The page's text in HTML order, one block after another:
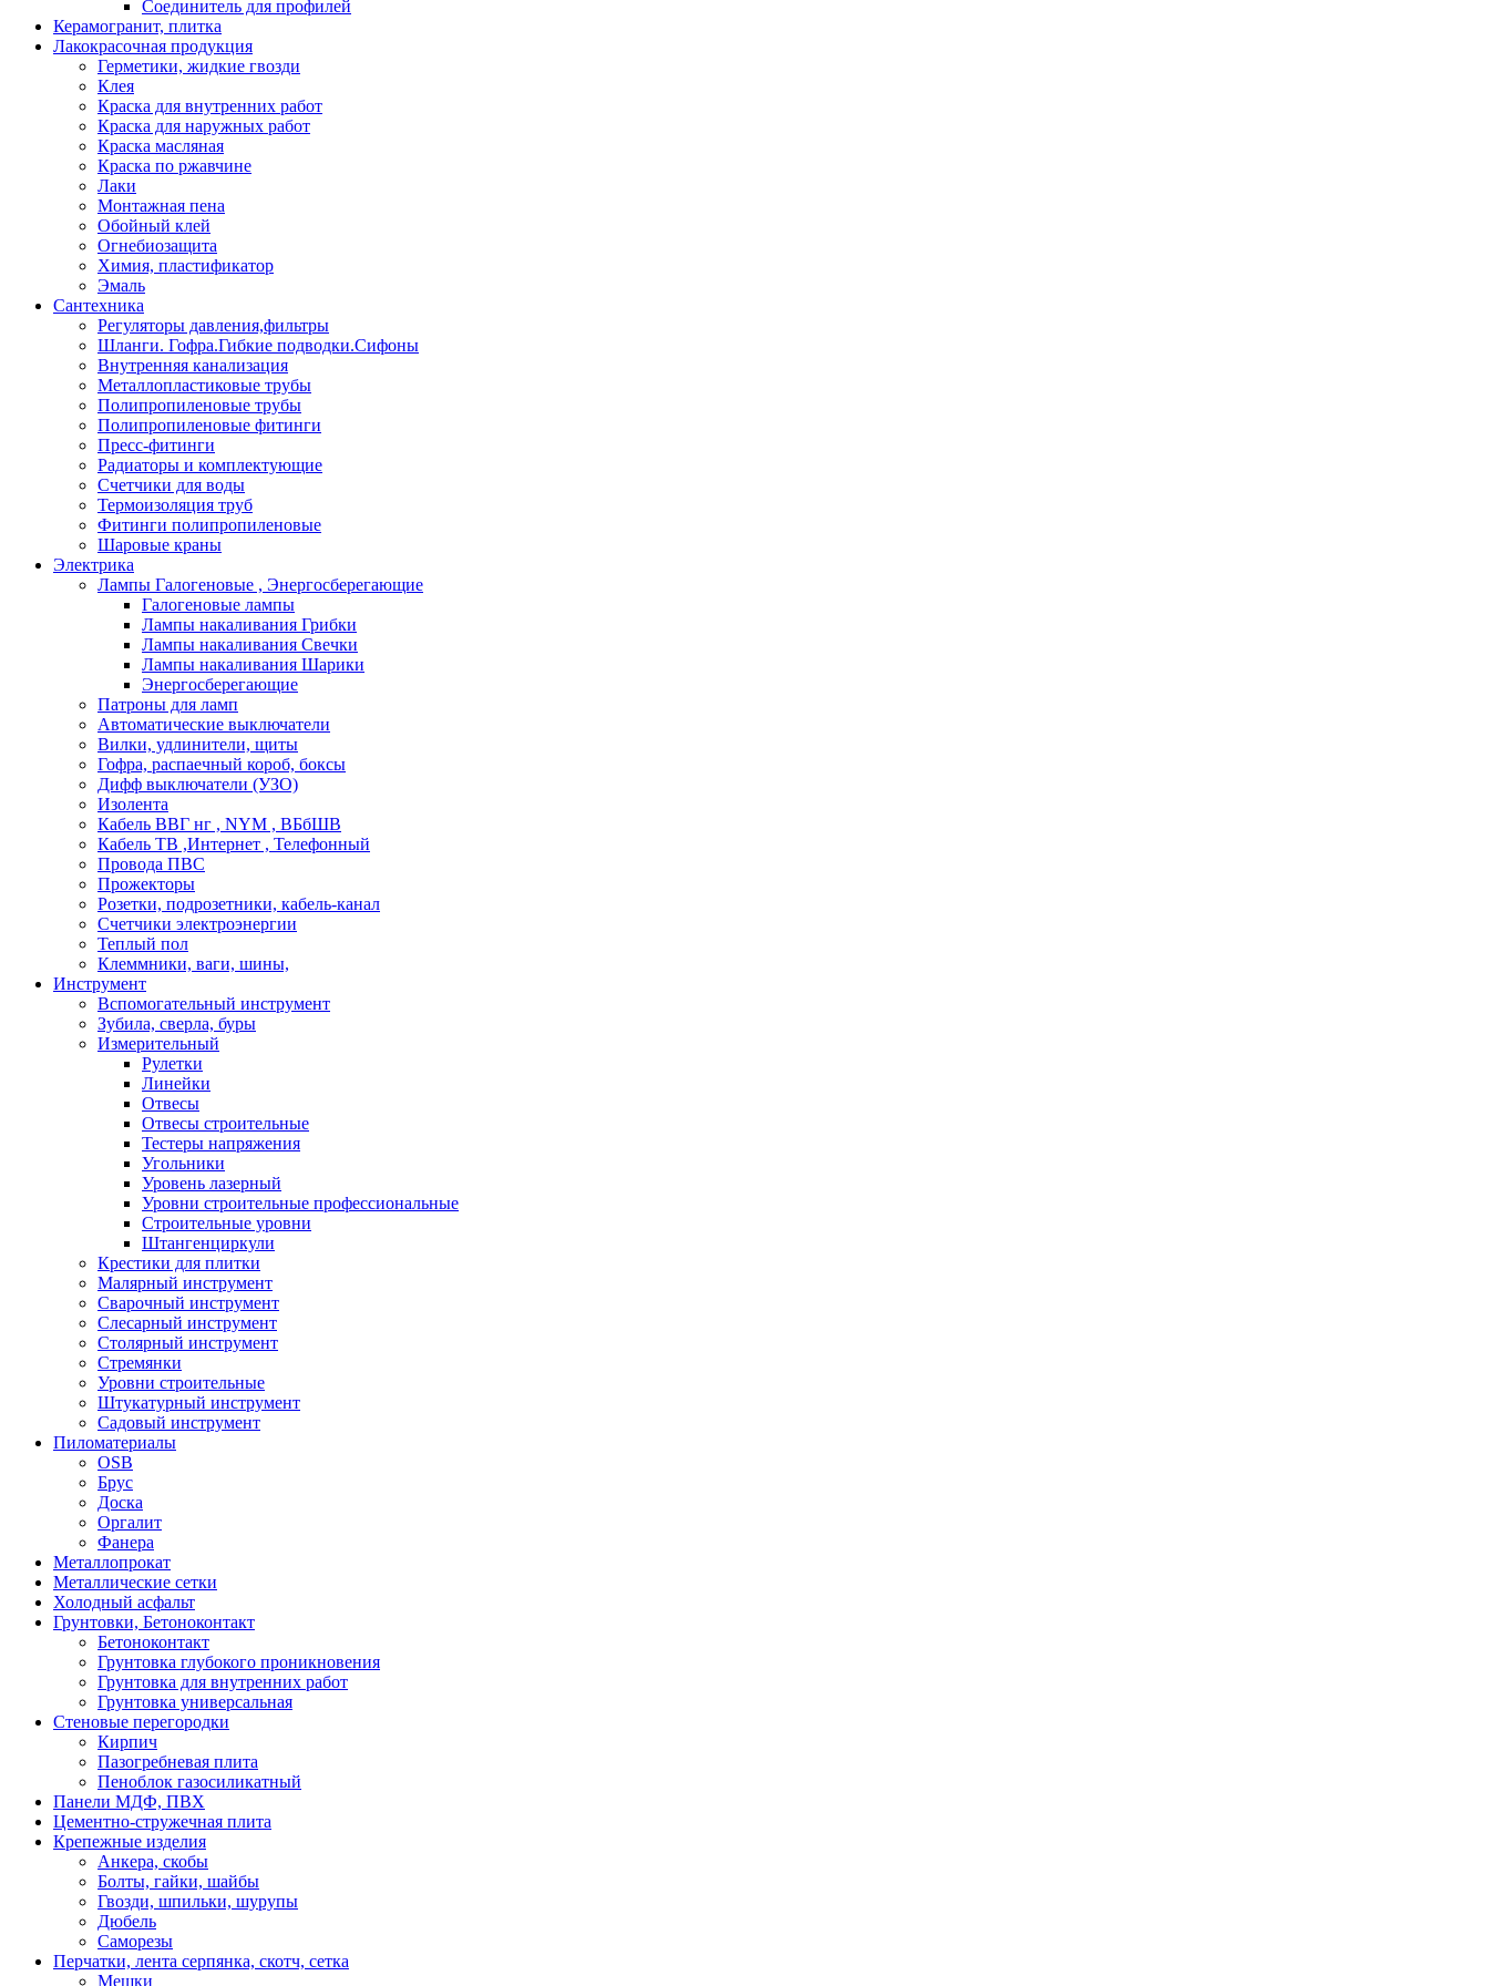
Соединитель для профилей
Керамогранит, плитка
Лакокрасочная продукция
Герметики, жидкие гвозди
Клея
Краска для внутренних работ
Краска для наружных работ
Краска масляная
Краска по ржавчине
Лаки
Монтажная пена
Обойный клей
Огнебиозащита
Химия, пластификатор
Эмаль
Сантехника
Регуляторы давления,фильтры
Шланги. Гофра.Гибкие подводки.Сифоны
Внутренняя канализация
Металлопластиковые трубы
Полипропиленовые трубы
Полипропиленовые фитинги
Пресс-фитинги
Радиаторы и комплектующие
Счетчики для воды
Термоизоляция труб
Фитинги полипропиленовые
Шаровые краны
Электрика
Лампы Галогеновые , Энергосберегающие
Галогеновые лампы
Лампы накаливания Грибки
Лампы накаливания Свечки
Лампы накаливания Шарики
Энергосберегающие
Патроны для ламп
Автоматические выключатели
Вилки, удлинители, щиты
Гофра, распаечный короб, боксы
Дифф выключатели (УЗО)
Изолента
Кабель ВВГ нг , NYM , ВБбШВ
Кабель ТВ ,Интернет , Телефонный
Провода ПВС
Прожекторы
Розетки, подрозетники, кабель-канал
Счетчики электроэнергии
Теплый пол
Клеммники, ваги, шины,
Инструмент
Вспомогательный инструмент
Зубила, сверла, буры
Измерительный
Рулетки
Линейки
Отвесы
Отвесы строительные
Тестеры напряжения
Угольники
Уровень лазерный
Уровни строительные профессиональные
Строительные уровни
Штангенциркули
Крестики для плитки
Малярный инструмент
Сварочный инструмент
Слесарный инструмент
Столярный инструмент
Стремянки
Уровни строительные
Штукатурный инструмент
Садовый инструмент
Пиломатериалы
OSB
Брус
Доска
Оргалит
Фанера
Металлопрокат
Металлические сетки
Холодный асфальт
Грунтовки, Бетоноконтакт
Бетоноконтакт
Грунтовка глубокого проникновения
Грунтовка для внутренних работ
Грунтовка универсальная
Стеновые перегородки
Кирпич
Пазогребневая плита
Пеноблок газосиликатный
Панели МДФ, ПВХ
Цементно-стружечная плита
Крепежные изделия
Анкера, скобы
Болты, гайки, шайбы
Гвозди, шпильки, шурупы
Дюбель
Саморезы
Перчатки, лента серпянка, скотч, сетка
Мешки